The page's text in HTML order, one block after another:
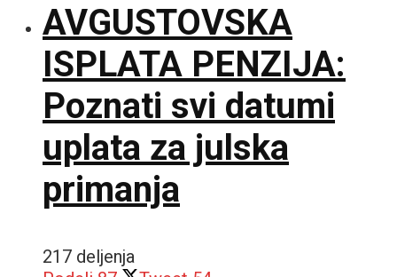
AVGUSTOVSKA
ISPLATA PENZIJA:
Poznati svi datumi
uplata za julska
primanja
217 deljenja